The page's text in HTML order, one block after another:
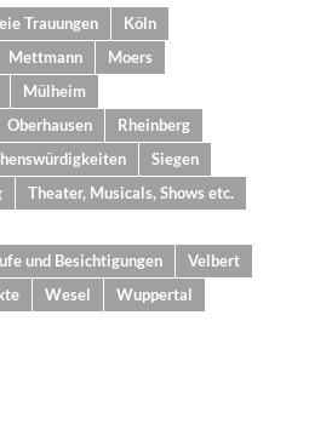
Trauungen
Köln
Mettmann
Moers
Mülheim
Oberhausen
Rheinberg
Siegen
Theater, Musicals, Shows etc.
und Besichtigungen
Velbert
Wesel Wuppertal